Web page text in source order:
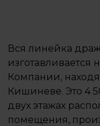
Вся линейка
изготавливается
Компании,
Кишиневе. Это 4
двух этажах
помещения,